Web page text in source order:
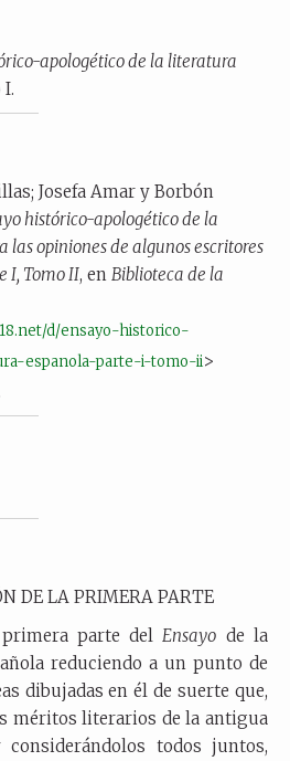
apologético de la literatura
I.
Josefa Amar y Borbón
histórico-apologético de la
opiniones de algunos escritores
I, Tomo II, en Biblioteca de la
d/ensayo-historico-
espanola-parte-i-tomo-ii>
DE LA PRIMERA PARTE
parte del Ensayo de la
reduciendo a un punto de
dibujadas en él de suerte que,
méritos literarios de la antigua
todos juntos,